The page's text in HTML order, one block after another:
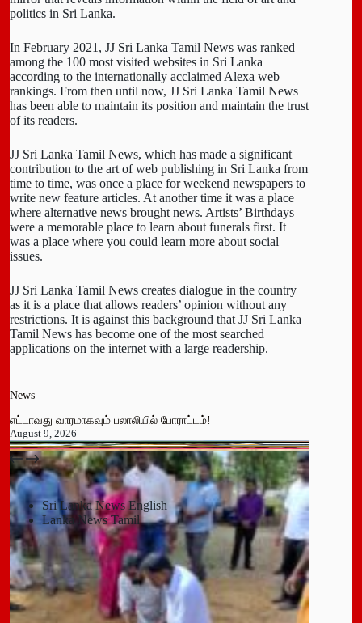
politics in Sri Lanka.
In February 2021, JJ Sri Lanka Tamil News was ranked
among the 100 most visited websites in Sri Lanka
according to the internationally acclaimed Alexa web
rankings. From then until now, JJ Sri Lanka Tamil News
has been able to maintain its position and maintain the trust
of its readers.
JJ Sri Lanka Tamil News, which has made a significant
contribution to the art of web publishing in Sri Lanka from
time to time, was once a place for weekend newspapers to
write new feature articles. At another time it was a place
where alternative news brought news. Artists’ Birthdays
were a memorable place to learn about funerals first. It
was a place where you could learn more about social
issues.
JJ Sri Lanka Tamil News creates dialogue in the country
as it is a place that allows readers’ opinion without any
restrictions. It is against this background that JJ Sri Lanka
Tamil News has become one of the most searched
applications on the internet with a large readership.
News
எட்டாவது வாரமாகவும் பலாலியில் போராட்டம்!
August 9, 2026
பதுளை மாநகர சபையின் NPP உறுப்பினர் திடீர் ராஜினாமா!
July 14, 2026
Sri Lanka News English
Lanka News Tamil